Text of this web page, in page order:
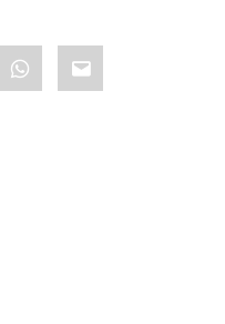
WhatsApp
Email